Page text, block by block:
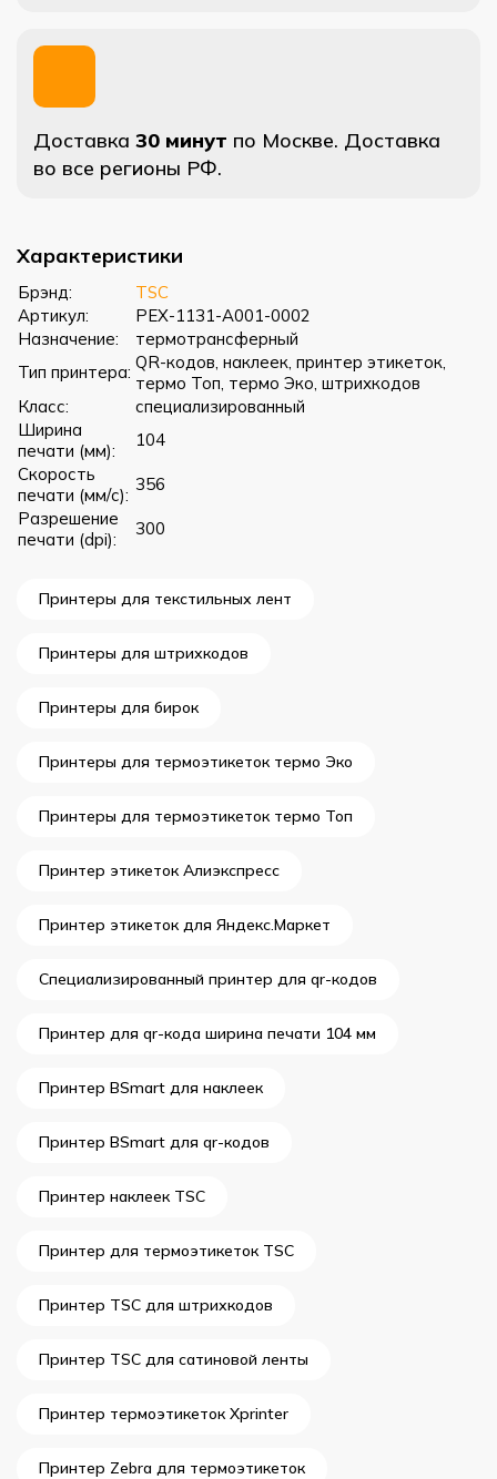
Доставка 30 минут по Москве. Доставка
во все регионы РФ.
Характеристики
Брэнд:
TSC
Артикул:
PEX-1131-A001-0002
Назначение:
термотрансферный
Тип принтера: QR-кодов, наклеек, принтер этикеток,
термо Топ, термо Эко, штрихкодов
Класс:
специализированный
Ширина
печати (мм):
104
Скорость
печати (мм/с):
356
Разрешение
печати (dpi):
300
Принтеры для текстильных лент
Принтеры для штрихкодов
Принтеры для бирок
Принтеры для термоэтикеток термо Эко
Принтеры для термоэтикеток термо Топ
Принтер этикеток Алиэкспресс
Принтер этикеток для Яндекс.Маркет
Специализированный принтер для qr-кодов
Принтер для qr-кода ширина печати 104 мм
Принтер BSmart для наклеек
Принтер BSmart для qr-кодов
Принтер наклеек TSC
Принтер для термоэтикеток TSC
Принтер TSC для штрихкодов
Принтер TSC для сатиновой ленты
Принтер термоэтикеток Xprinter
Принтер Zebra для термоэтикеток